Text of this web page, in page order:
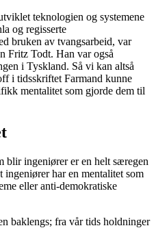
teknologien og systemene
og regisserte
bruken av tvangsarbeid, var
Fritz Todt. Han var også
i Tyskland. Så vi kan altså
i tidsskriftet Farmand kunne
mentalitet som gjorde dem til
blir ingeniører er en helt særegen
har en mentalitet som
eller anti-demokratiske
baklengs; fra vår tids holdninger